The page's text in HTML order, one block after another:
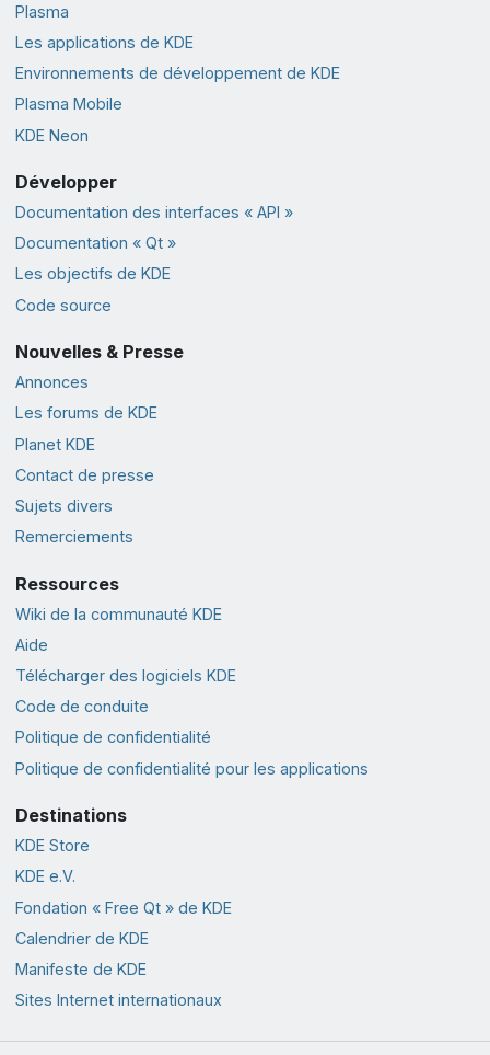
Plasma
Les applications de KDE
Environnements de développement de KDE
Plasma Mobile
KDE Neon
Développer
Documentation des interfaces « API »
Documentation « Qt »
Les objectifs de KDE
Code source
Nouvelles & Presse
Annonces
Les forums de KDE
Planet KDE
Contact de presse
Sujets divers
Remerciements
Ressources
Wiki de la communauté KDE
Aide
Télécharger des logiciels KDE
Code de conduite
Politique de confidentialité
Politique de confidentialité pour les applications
Destinations
KDE Store
KDE e.V.
Fondation « Free Qt » de KDE
Calendrier de KDE
Manifeste de KDE
Sites Internet internationaux